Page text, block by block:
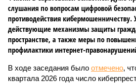
слушания по вопросам цифровой
противодействия кибермошенничеству.
действующие механизмы защиты
пространстве, а также меры по
профилактики интернет-
В ходе заседания было отмечено,
квартала 2026 года число